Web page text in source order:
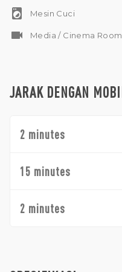
Sebuah peluang
menggabungkan
luas, dan alamat tepi
local_laundry_service Mesin Cuci
videocam Media / Cinema Room
JARAK DENGAN
2 minutes
15 minutes
2 minutes